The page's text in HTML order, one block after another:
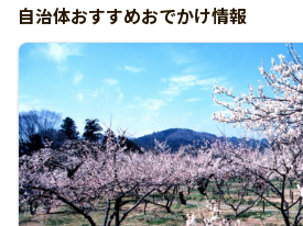
自治体おすすめおでかけ情報